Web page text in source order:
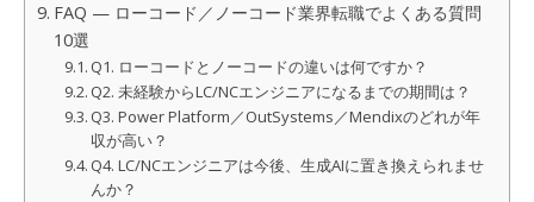
FAQ — ローコード／ノーコード業界転職でよくある質問
10選
Q1. ローコードとノーコードの違いは何ですか？
Q2. 未経験からLC/NCエンジニアになるまでの期間は？
Q3. Power Platform／OutSystems／Mendixのどれが年
収が高い？
Q4. LC/NCエンジニアは今後、生成AIに置き換えられませ
んか？